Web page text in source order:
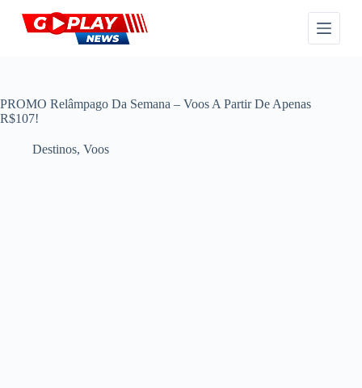
P
a
r
PROMO Relâmpago Da Semana – Voos A Partir De Apenas
R$107!
Destinos, Voos